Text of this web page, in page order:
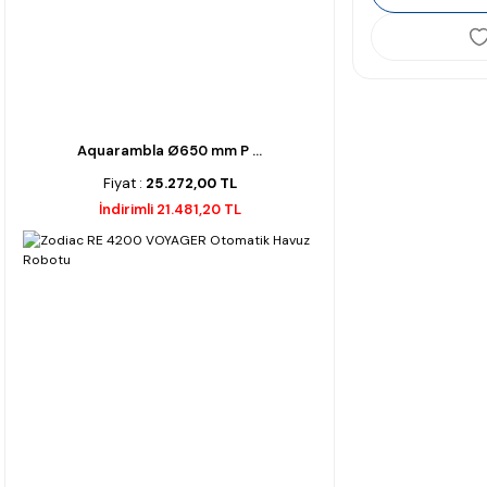
Aquarambla Ø650 mm P ...
Fiyat : 25.272,00 TL
İndirimli 21.481,20 TL